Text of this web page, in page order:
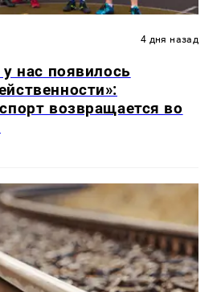
4 дня назад
нас появилось
возвращается во